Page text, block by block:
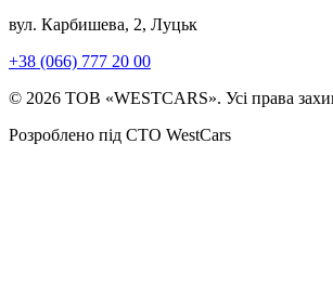
вул. Карбишева, 2, Луцьк
+38 (066) 777 20 00
© 2026 ТОВ «WESTCARS». Усі права
Розроблено під СТО WestCars